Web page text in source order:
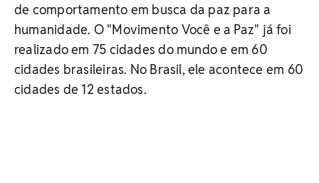
de comportamento em busca da paz para a
humanidade. O "Movimento Você e a Paz" já foi
realizado em 75 cidades do mundo e em 60
cidades brasileiras. No Brasil, ele acontece em 60
cidades de 12 estados.